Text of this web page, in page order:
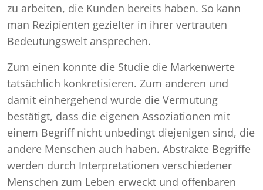
zu arbeiten, die Kunden bereits haben. So kann
man Rezipienten gezielter in ihrer vertrauten
Bedeutungswelt ansprechen.
Zum einen konnte die Studie die Markenwerte
tatsächlich konkretisieren. Zum anderen und
damit einhergehend wurde die Vermutung
bestätigt, dass die eigenen Assoziationen mit
einem Begriff nicht unbedingt diejenigen sind, die
andere Menschen auch haben. Abstrakte Begriffe
werden durch Interpretationen verschiedener
Menschen zum Leben erweckt und offenbaren